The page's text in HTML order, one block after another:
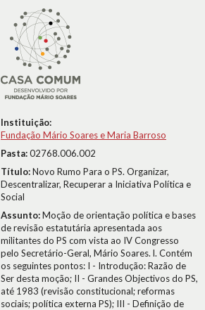
Instituição:
Fundação Mário Soares e Maria Barroso
Pasta:02768.006.002
Título:Novo Rumo Para o PS. Organizar,
Descentralizar, Recuperar a Iniciativa Política e
Social
Assunto:Moção de orientação política e bases
de revisão estatutária apresentada aos
militantes do PS com vista ao IV Congresso
pelo Secretário-Geral, Mário Soares. l. Contém
os seguintes pontos: I - Introdução: Razão de
Ser desta moção; II - Grandes Objectivos do PS,
até 1983 (revisão constitucional; reformas
sociais; política externa PS); III - Definição de